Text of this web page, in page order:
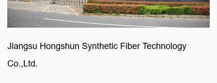
Jiangsu Hongshun Synthetic Fiber Technology
Co.,Ltd.